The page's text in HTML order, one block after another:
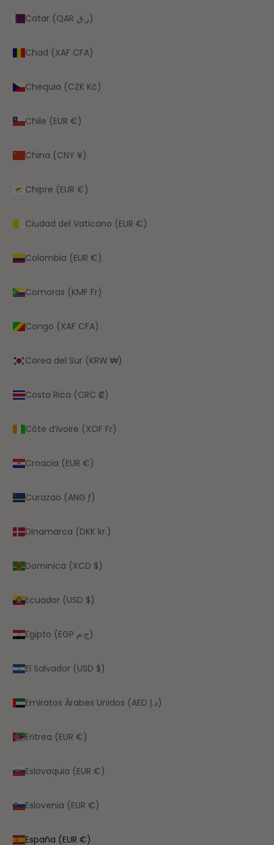
Catar (QAR ر.ق)
Chad (XAF CFA)
Chequia (CZK Kč)
Chile (EUR €)
China (CNY ¥)
Chipre (EUR €)
Ciudad del Vaticano (EUR €)
Colombia (EUR €)
Comoras (KMF Fr)
Congo (XAF CFA)
Corea del Sur (KRW ₩)
Costa Rica (CRC ₡)
Côte d’Ivoire (XOF Fr)
Croacia (EUR €)
Curazao (ANG ƒ)
Dinamarca (DKK kr.)
Dominica (XCD $)
Ecuador (USD $)
Egipto (EGP ج.م)
El Salvador (USD $)
Emiratos Árabes Unidos (AED د.إ)
Eritrea (EUR €)
Eslovaquia (EUR €)
Eslovenia (EUR €)
España (EUR €)